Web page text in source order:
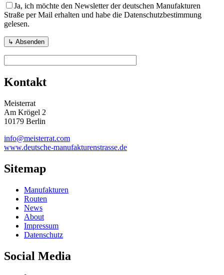
Ja, ich möchte den Newsletter der deutschen Manufakturen
Straße per Mail erhalten und habe die Datenschutzbestimmung
gelesen.
Kontakt
Meisterrat
Am Krögel 2
10179 Berlin
info@meisterrat.com
www.deutsche-manufakturenstrasse.de
Sitemap
Manufakturen
Routen
News
About
Impressum
Datenschutz
Social Media